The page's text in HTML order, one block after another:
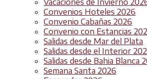
Convenios Hoteles 2026
Convenio Cabañas 2026
Convenio con Estancias
Salidas desde Mar del Plata
Salidas desde el Interior
Salidas desde Bahia Blanca
Semana Santa 2026